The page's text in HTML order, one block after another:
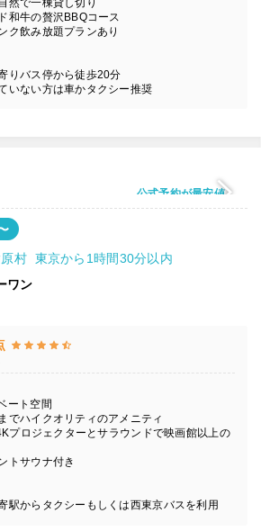
然で一棟貸し切り
和牛の贅沢BBQコース
ク飲み放題プランあり
りバス停から徒歩20分
いない方は車かタクシー推奨
公式予約が最安値
村 東京から1時間30分以内
ワン
ート空間
でハイクオリティのアメニティ
プロジェクターとサラウンドで映画館以上の
トサウナ付き
駅からタクシーもしくは西東京バスを利用